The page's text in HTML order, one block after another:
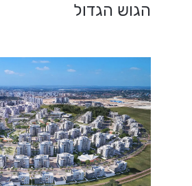
הגוש הגדול